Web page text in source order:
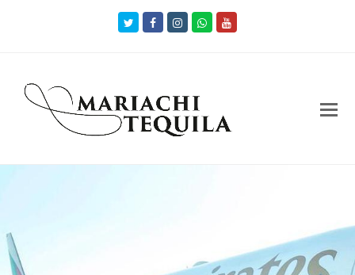
Twitter FacebookInstagramWhatsapp